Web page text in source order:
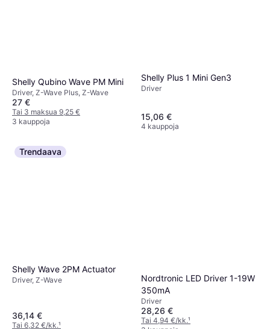
Shelly Qubino Wave PM Mini
Driver, Z-Wave Plus, Z-Wave
27 €
Tai 3 maksua 9,25 €
3 kauppoja
Shelly Plus 1 Mini Gen3
Driver
15,06 €
4 kauppoja
Trendaava
Shelly Wave 2PM Actuator
Driver, Z-Wave
36,14 €
Tai 6,32 €/kk.¹
Nordtronic LED Driver 1-19W
350mA
Driver
28,26 €
Tai 4,94 €/kk.¹